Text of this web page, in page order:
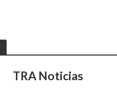
TRA Noticias